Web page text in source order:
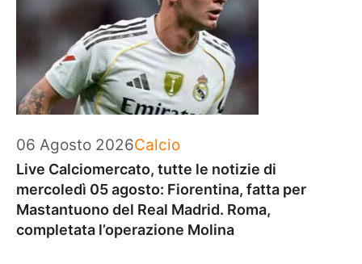
06 Agosto 2026Categorie
Calcio
Live Calciomercato, tutte le notizie di
mercoledì 05 agosto: Fiorentina, fatta per
Mastantuono del Real Madrid. Roma,
completata l’operazione Molina